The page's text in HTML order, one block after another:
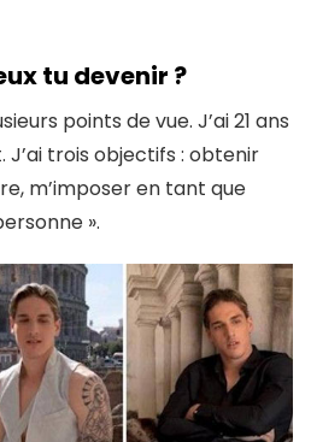
tu devenir ?
points de vue. J’ai 21 ans
J’ai trois objectifs : obtenir
m’imposer en tant que
».